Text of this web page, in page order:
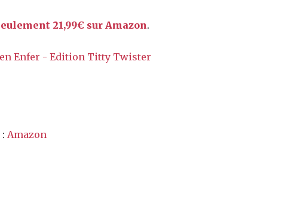
21,99€ sur Amazon.
Amazon